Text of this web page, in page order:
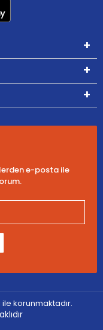
e-posta ile
ile korunmaktadır.